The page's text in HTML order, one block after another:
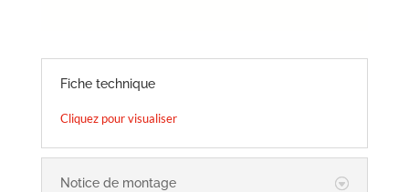
Fiche technique
Cliquez pour visualiser
Notice de montage